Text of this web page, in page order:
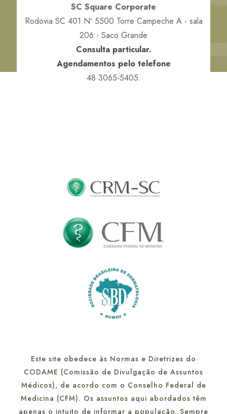
SC Square Corporate
Rodovia SC 401 Nº 5500 Torre Campeche A - sala
206 - Saco Grande
Consulta particular.
Agendamentos pelo telefone
48 3065-5405.
Este site obedece às Normas e Diretrizes do
CODAME (Comissão de Divulgação de Assuntos
Médicos), de acordo com o Conselho Federal de
Medicina (CFM). Os assuntos aqui abordados têm
apenas o intuito de informar a população. Sempre